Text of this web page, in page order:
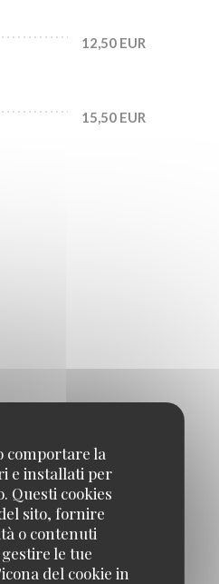
comportare la
e installati per
Questi cookies
sito, fornire
o contenuti
le tue
del cookie in
12,50 EUR
15,50 EUR
5,50 EUR
3,10 EUR